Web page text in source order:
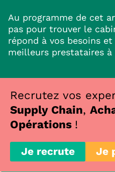
Au programme de cet
pas pour trouver le
répond à vos besoins
meilleurs prestataires à
Recrutez vos
Supply Chain,
Opérations !
Je recrute Je